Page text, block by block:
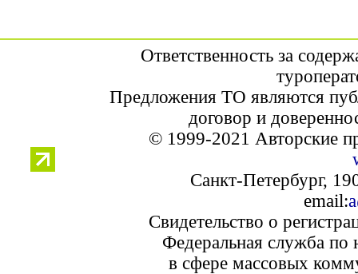
Ответственность за
Предложения ТО являются
договор и
© 1999-2021 Авторские
Санкт-Петербург,
email:
Свидетельство о
Федеральная служба по
в сфере массовых